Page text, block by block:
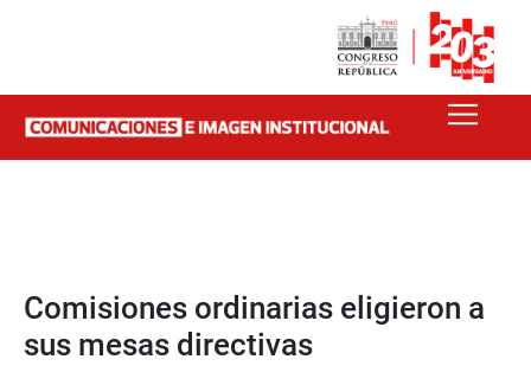
Comisiones ordinarias eligieron a
sus mesas directivas